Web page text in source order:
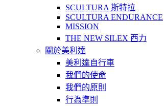
SCULTURA 斯特拉
SCULTURA ENDURANCE
MISSION
THE NEW SILEX 西力
關於美利達
美利達自行車
我們的使命
我們的原則
行為準則